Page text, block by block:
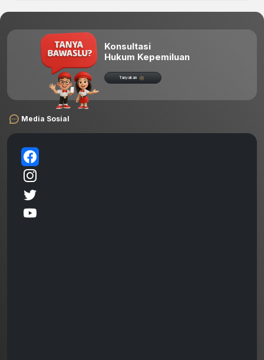
Media Sosial
Konsultasi
Hukum Kepemiluan
Tanyakan